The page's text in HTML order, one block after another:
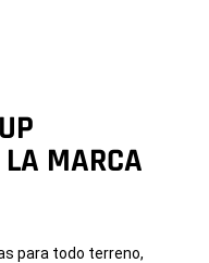
LA MARCA
para todo terreno,